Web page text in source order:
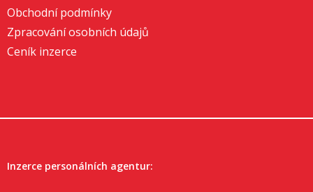
Obchodní podmínky
Zpracování osobních údajů
Ceník inzerce
Inzerce personálních agentur: